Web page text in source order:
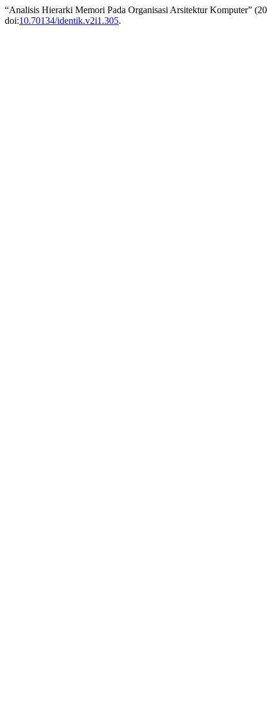
“Analisis Hierarki Memori Pada Organisasi Arsitektur Komputer”
doi:10.70134/identik.v2i1.305.